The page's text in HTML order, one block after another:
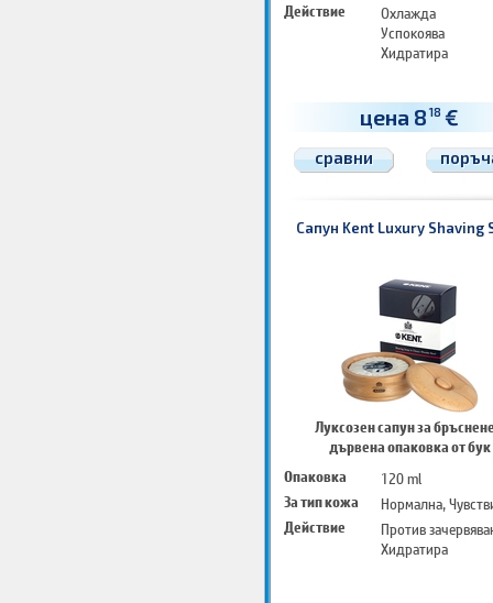
Действие
Охлажда
Успокоява
Хидратира
цена 8 18 €
сравни
Сапун Kent Luxury Shaving
Луксозен сапун за
дървена опаковка от бук
Опаковка
120 ml
За тип кожа
Нормална,
Действие
Против
Хидратира